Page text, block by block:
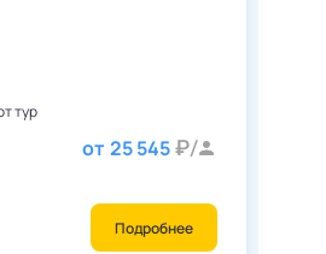
тур
от 25 545
Подробнее